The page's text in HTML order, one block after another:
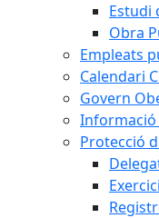
Estudi
Obra
Empleats
Calendari
Govern
Informació
Protecció